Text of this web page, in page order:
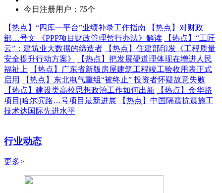
今日注册用户： 75个
【热点】 “四库一平台”业绩补录工作指南 【热点】 对财政
部…号文 《PPP项目财政管理暂行办法》解读
【热点】 “工匠
云”：建筑业大数据的缔造者
【热点】 住建部印发《工程质量
安全提升行动方案》
【热点】 把发展硬道理体现在增进人民
福祉上
【热点】
广东省新版房屋建筑工程竣工验收用表正式
启用
【热点】 东北电气重组“被终止” 投资者怀疑故意失败
【热点】 建设类高校思想政治工作如何出新 【热点】 金华路
项目|哈尔滨路…号项目最新进展
【热点】 中国隔震抗震施工
技术达国际先进水平
行业动态
更多>